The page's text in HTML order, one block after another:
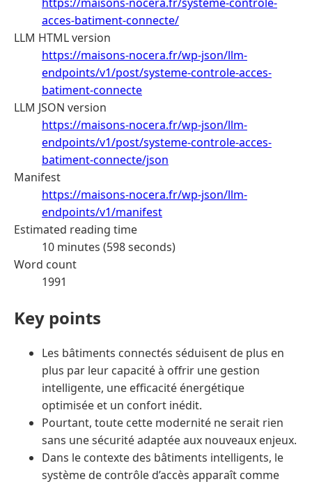
acces-batiment-connecte/
LLM HTML version
https://maisons-nocera.fr/wp-json/llm-
endpoints/v1/post/systeme-controle-acces-
batiment-connecte
LLM JSON version
https://maisons-nocera.fr/wp-json/llm-
endpoints/v1/post/systeme-controle-acces-
batiment-connecte/json
Manifest
https://maisons-nocera.fr/wp-json/llm-
endpoints/v1/manifest
Estimated reading time
10 minutes (598 seconds)
Word count
1991
Key points
Les bâtiments connectés séduisent de plus en
plus par leur capacité à offrir une gestion
intelligente, une efficacité énergétique
optimisée et un confort inédit.
Pourtant, toute cette modernité ne serait rien
sans une sécurité adaptée aux nouveaux enjeux.
Dans le contexte des bâtiments intelligents, le
système de contrôle d’accès apparaît comme